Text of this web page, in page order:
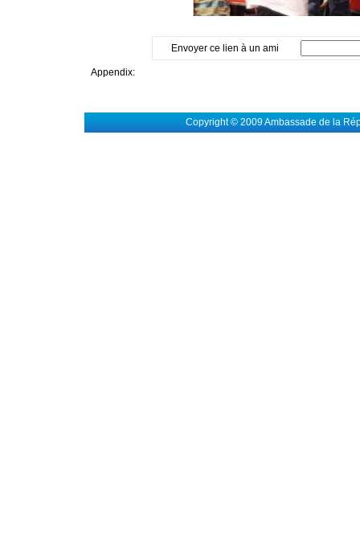
Envoyer ce lien à un ami
Appendix:
Copyright © 2009 Ambassade de la